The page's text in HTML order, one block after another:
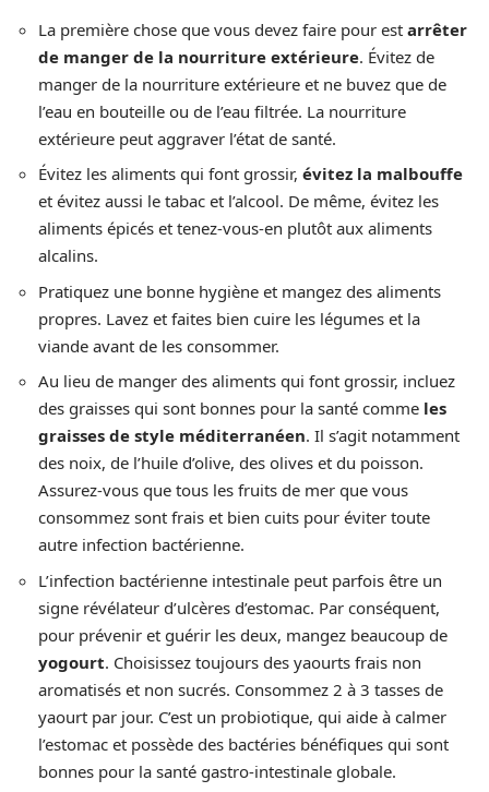
La première chose que vous devez faire pour est arrêter
de manger de la nourriture extérieure. Évitez de
manger de la nourriture extérieure et ne buvez que de
l’eau en bouteille ou de l’eau filtrée. La nourriture
extérieure peut aggraver l’état de santé.
Évitez les aliments qui font grossir, évitez la malbouffe
et évitez aussi le tabac et l’alcool. De même, évitez les
aliments épicés et tenez-vous-en plutôt aux aliments
alcalins.
Pratiquez une bonne hygiène et mangez des aliments
propres. Lavez et faites bien cuire les légumes et la
viande avant de les consommer.
Au lieu de manger des aliments qui font grossir, incluez
des graisses qui sont bonnes pour la santé comme les
graisses de style méditerranéen. Il s’agit notamment
des noix, de l’huile d’olive, des olives et du poisson.
Assurez-vous que tous les fruits de mer que vous
consommez sont frais et bien cuits pour éviter toute
autre infection bactérienne.
L’infection bactérienne intestinale peut parfois être un
signe révélateur d’ulcères d’estomac. Par conséquent,
pour prévenir et guérir les deux, mangez beaucoup de
yogourt. Choisissez toujours des yaourts frais non
aromatisés et non sucrés. Consommez 2 à 3 tasses de
yaourt par jour. C’est un probiotique, qui aide à calmer
l’estomac et possède des bactéries bénéfiques qui sont
bonnes pour la santé gastro-intestinale globale.